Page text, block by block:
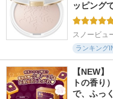
ッピング
スノービュ
ランキング
【NEW
トの香り
で、ふっ